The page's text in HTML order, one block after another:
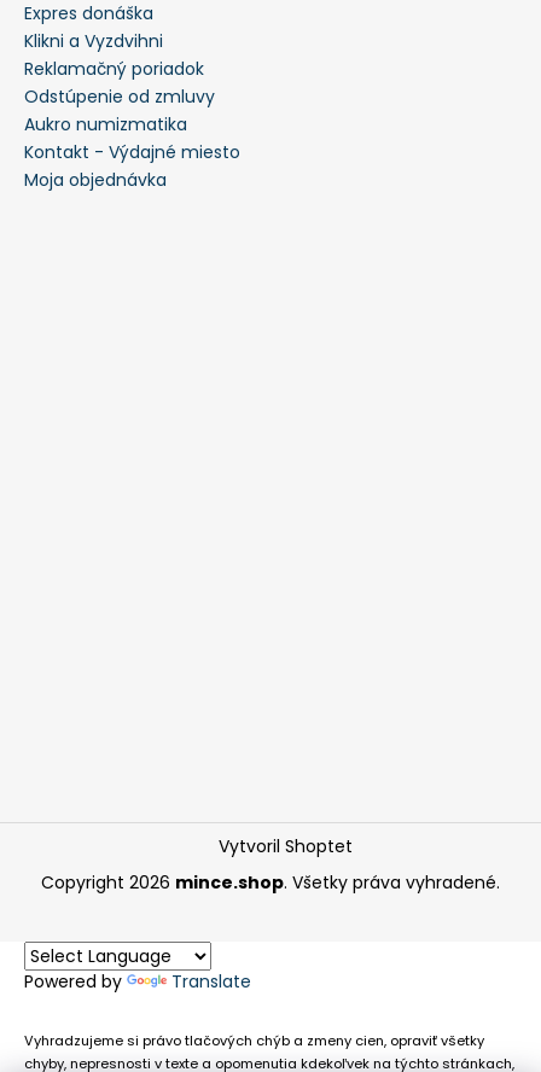
Expres donáška
Klikni a Vyzdvihni
Reklamačný poriadok
Odstúpenie od zmluvy
Aukro numizmatika
Kontakt - Výdajné miesto
Moja objednávka
Vytvoril Shoptet
Copyright 2026 mince.shop. Všetky práva vyhradené.
Powered by Translate
Vyhradzujeme si právo tlačových chýb a zmeny cien, opraviť všetky
chyby, nepresnosti v texte a opomenutia kdekoľvek na týchto stránkach,